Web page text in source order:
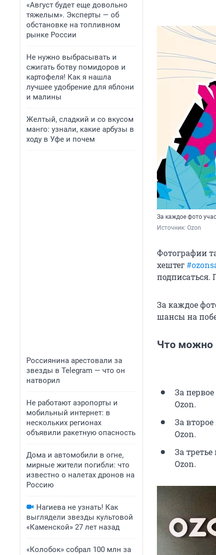
«Август будет еще довольно
тяжелым». Эксперты — об
обстановке на топливном
рынке России
Не нужно выбрасывать и
сжигать ботву помидоров и
картофеля! Как я нашла
лучшее удобрение для яблони
и малины
Желтый, сладкий и со вкусом
манго: узнали, какие арбузы в
ходу в Уфе и почем
Россиянина арестовали за
звезды в Telegram — что он
натворил
Не работают аэропорты и
мобильный интернет: в
нескольких регионах
объявили ракетную опасность
Дома и автомобили в огне,
мирные жители погибли: что
известно о налетах дронов на
Россию
Нагиева не узнать! Как
выглядели звезды культовой
«Каменской» 27 лет назад
«Колобок» собрал 100 млн за
За каждое фото
Источник: Ozon
Фотографии
хештег
За каждое
шансы на
Что можно
За
Ozon.
За
Ozon.
За
Ozon.